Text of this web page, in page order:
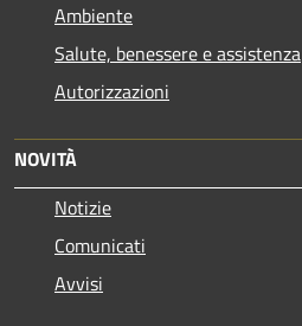
Ambiente
Salute, benessere e assistenza
Autorizzazioni
NOVITÀ
Notizie
Comunicati
Avvisi